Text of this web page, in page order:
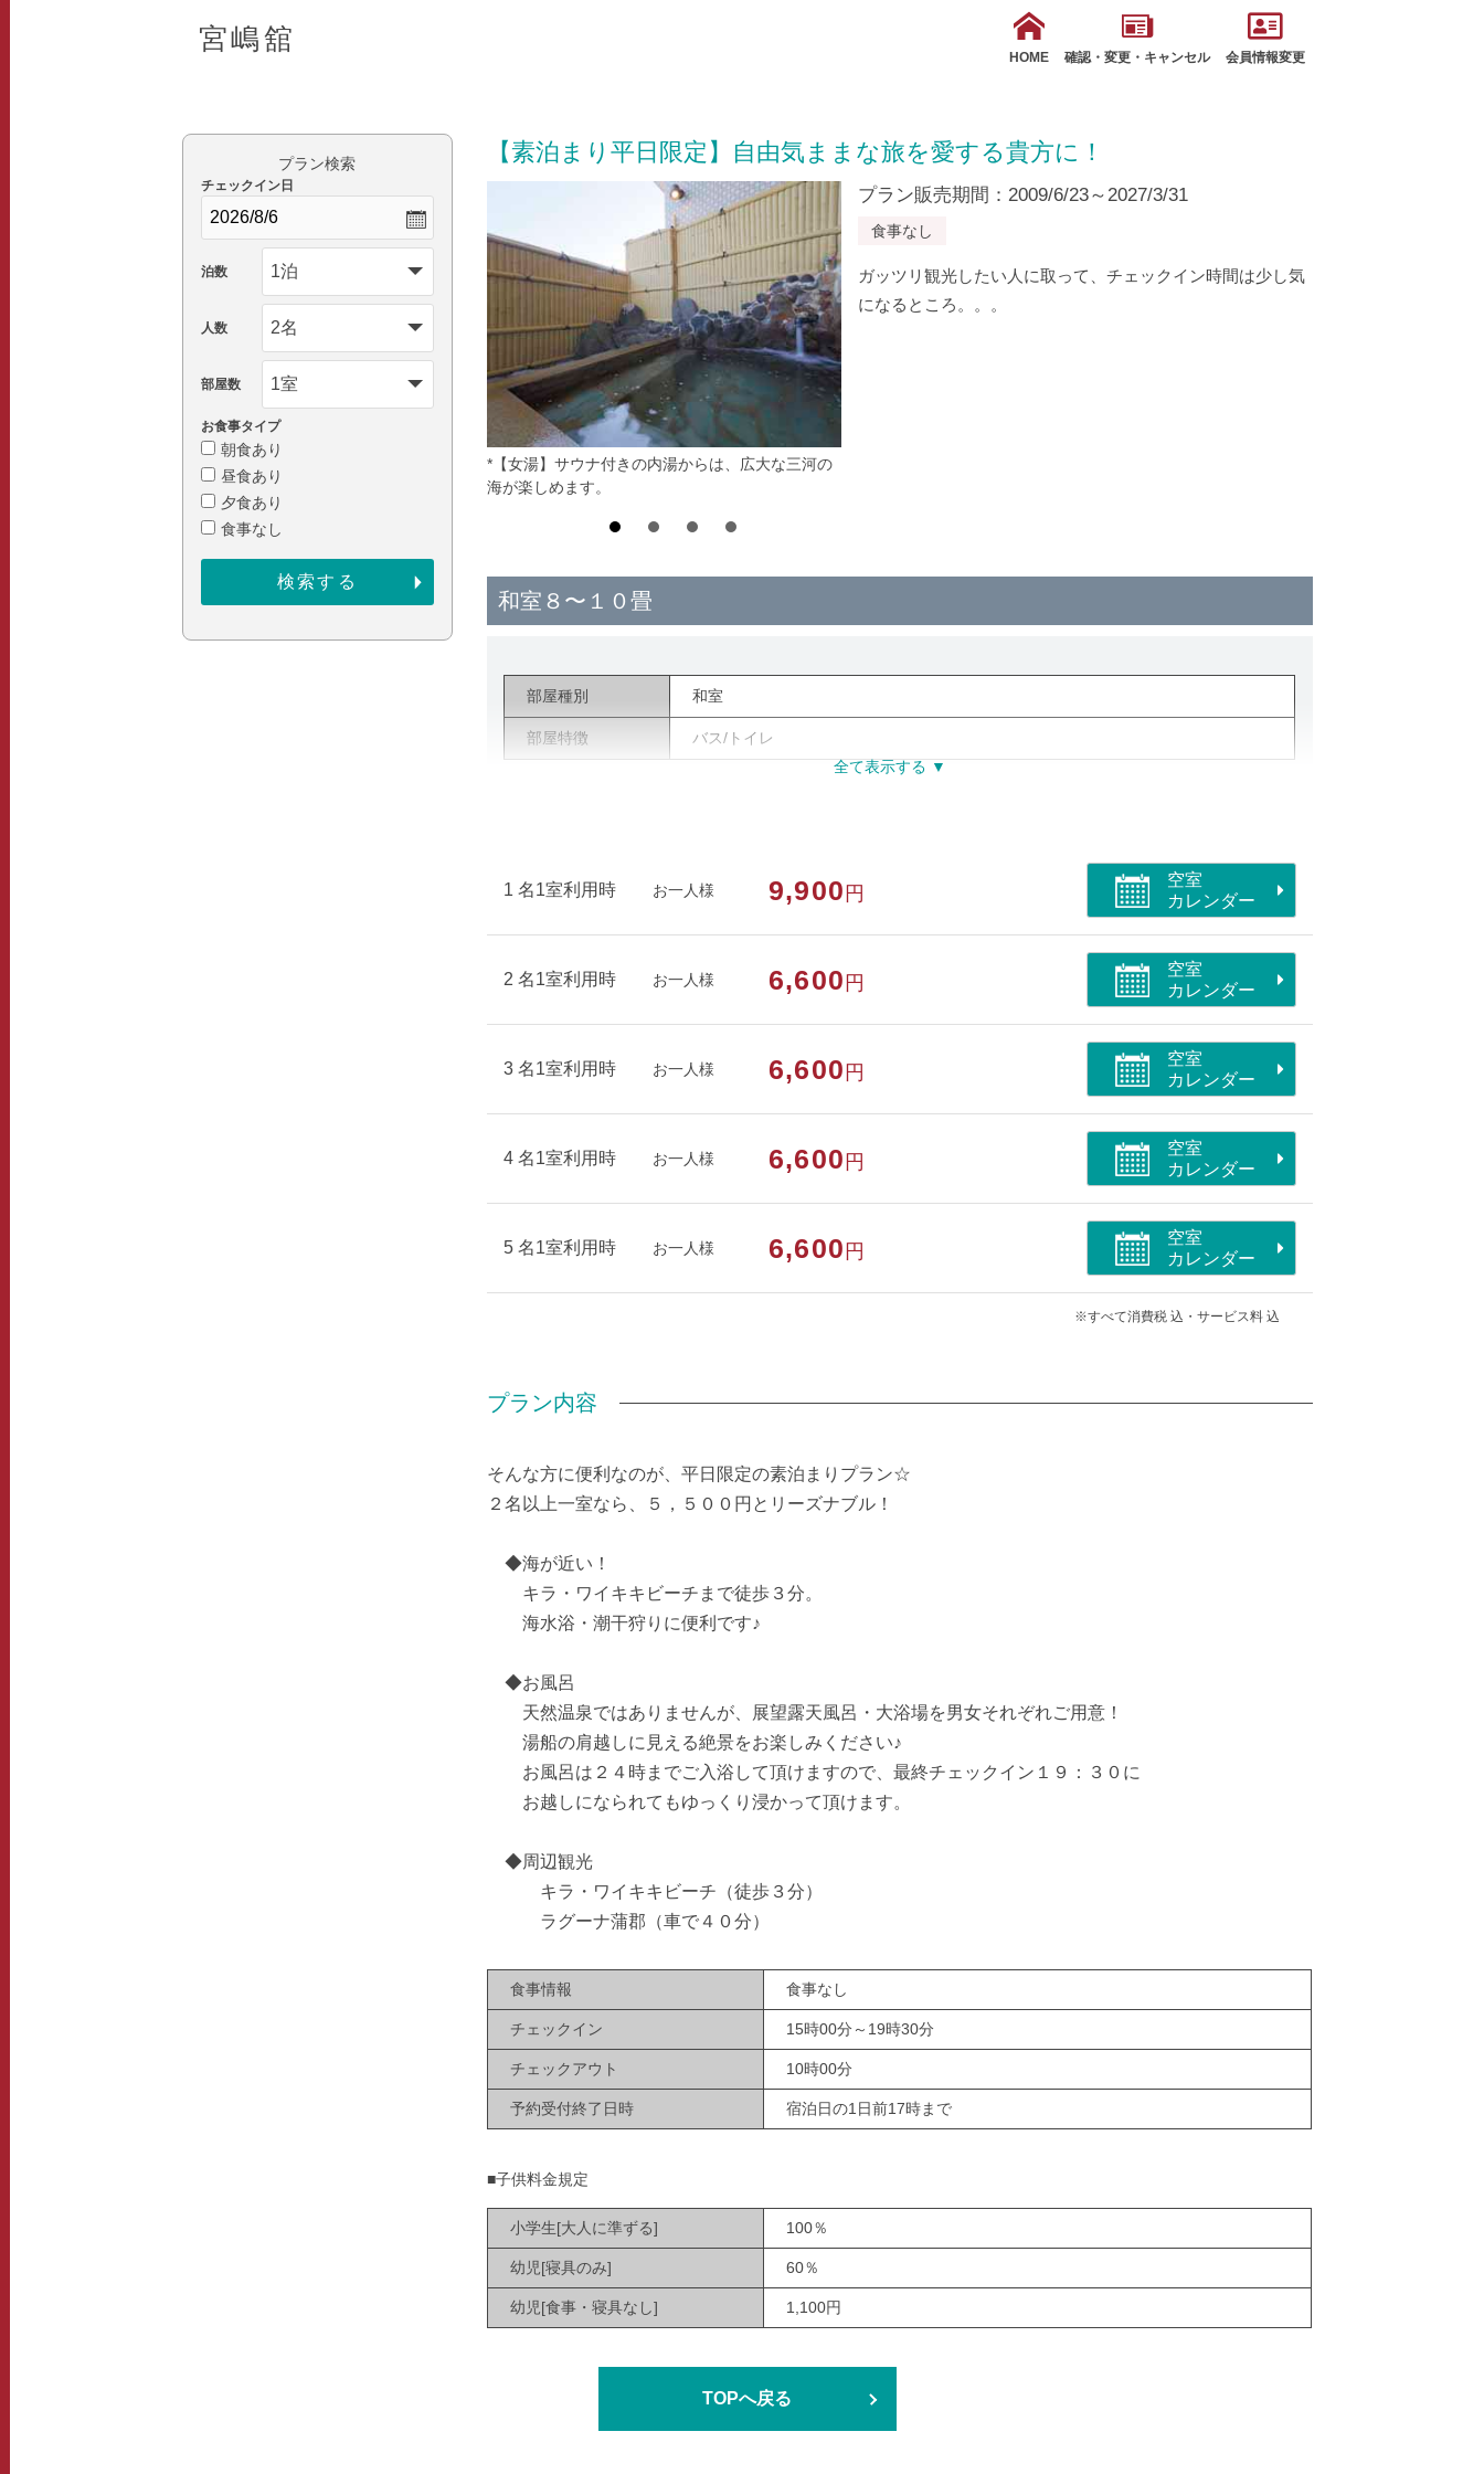
宮嶋舘
HOME 確認・変更・キャンセル 会員情報変更
【素泊まり平日限定】自由気ままな旅を愛する貴方に！
*【女湯】サウナ付きの内湯からは、広大な三河の
海が楽しめます。
プラン販売期間：2009/6/23～2027/3/31
食事なし
ガッツリ観光したい人に取って、チェックイン時間は少し気
になるところ。。。
和室８〜１０畳
部屋種別 和室
部屋特徴 バス/トイレ
1 名1室利用時 お一人様 9,900 円
空室
カレンダー
2 名1室利用時 お一人様 6,600 円
空室
カレンダー
3 名1室利用時 お一人様 6,600 円
空室
カレンダー
4 名1室利用時 お一人様 6,600 円
空室
カレンダー
5 名1室利用時 お一人様 6,600 円
空室
カレンダー
※すべて消費税 込・サービス料 込
プラン内容
そんな方に便利なのが、平日限定の素泊まりプラン☆
２名以上一室なら、５，５００円とリーズナブル！
◆海が近い！
キラ・ワイキキビーチまで徒歩３分。
海水浴・潮干狩りに便利です♪
◆お風呂
天然温泉ではありませんが、展望露天風呂・大浴場を男女それぞれご用意！
湯船の肩越しに見える絶景をお楽しみください♪
お風呂は２４時までご入浴して頂けますので、最終チェックイン１９：３０に
お越しになられてもゆっくり浸かって頂けます。
◆周辺観光
キラ・ワイキキビーチ（徒歩３分）
ラグーナ蒲郡（車で４０分）
食事情報 食事なし
チェックイン 15時00分～19時30分
チェックアウト 10時00分
予約受付終了日時 宿泊日の1日前17時まで
■子供料金規定
小学生[大人に準ずる] 100％
幼児[寝具のみ] 60％
幼児[食事・寝具なし] 1,100円
プラン検索
チェックイン日
泊数
人数
部屋数
お食事タイプ
朝食あり
昼食あり
夕食あり
食事なし
TOPへ戻る